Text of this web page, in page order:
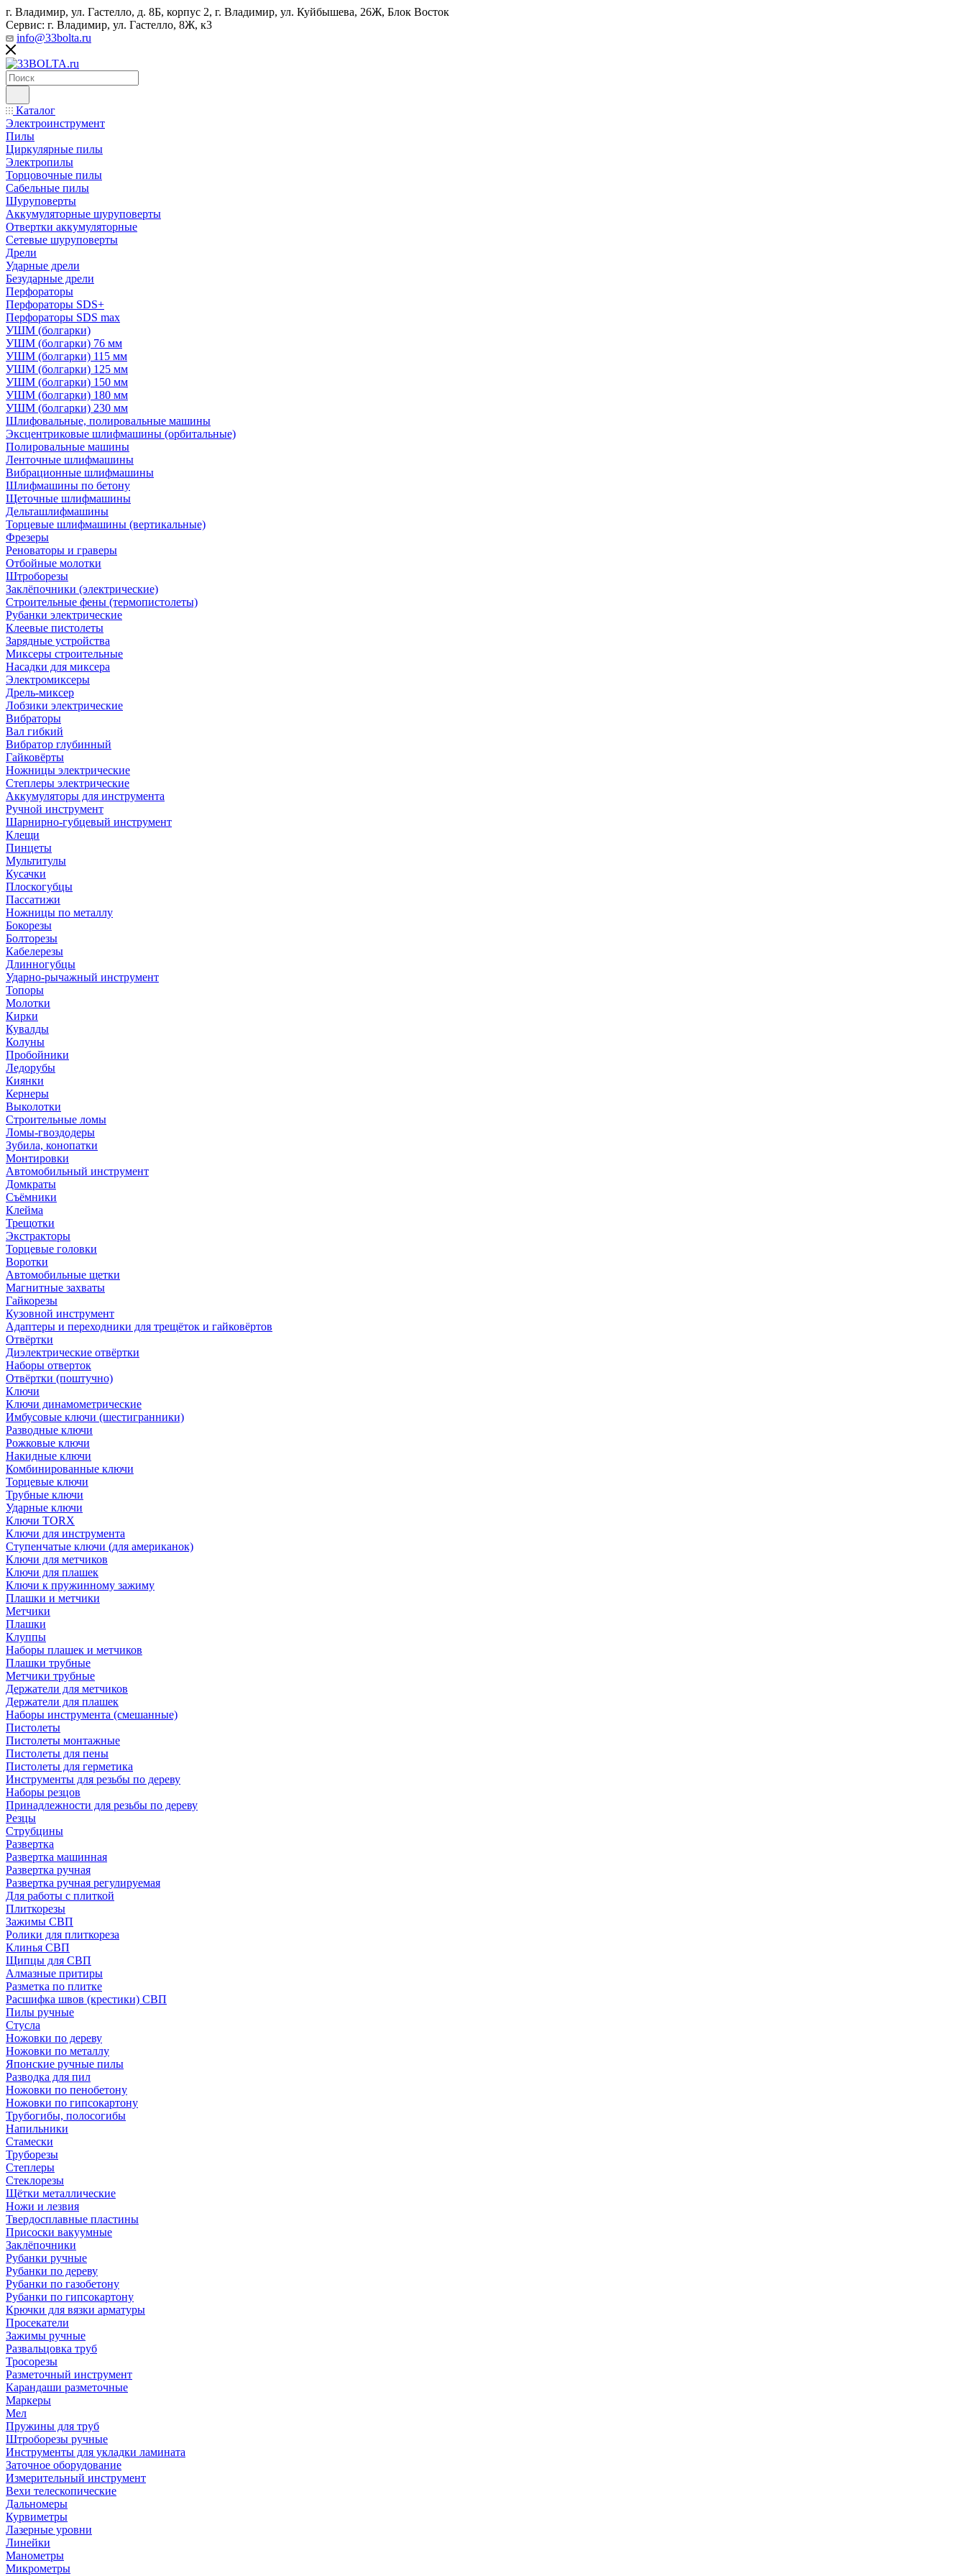
г. Владимир, ул. Гастелло, д. 8Б, корпус 2, г. Владимир, ул. ​Куйбышева, 26Ж, Блок Восток
Сервис: г. Владимир, ул. Гастелло, 8Ж, к3
info@33bolta.ru
Каталог
Электроинструмент
Пилы
Циркулярные пилы
Электропилы
Торцовочные пилы
Сабельные пилы
Шуруповерты
Аккумуляторные шуруповерты
Отвертки аккумуляторные
Сетевые шуруповерты
Дрели
Ударные дрели
Безударные дрели
Перфораторы
Перфораторы SDS+
Перфораторы SDS max
УШМ (болгарки)
УШМ (болгарки) 76 мм
УШМ (болгарки) 115 мм
УШМ (болгарки) 125 мм
УШМ (болгарки) 150 мм
УШМ (болгарки) 180 мм
УШМ (болгарки) 230 мм
Шлифовальные, полировальные машины
Эксцентриковые шлифмашины (орбитальные)
Полировальные машины
Ленточные шлифмашины
Вибрационные шлифмашины
Шлифмашины по бетону
Щеточные шлифмашины
Дельташлифмашины
Торцевые шлифмашины (вертикальные)
Фрезеры
Реноваторы и граверы
Отбойные молотки
Штроборезы
Заклёпочники (электрические)
Строительные фены (термопистолеты)
Рубанки электрические
Клеевые пистолеты
Зарядные устройства
Миксеры строительные
Насадки для миксера
Электромиксеры
Дрель-миксер
Лобзики электрические
Вибраторы
Вал гибкий
Вибратор глубинный
Гайковёрты
Ножницы электрические
Степлеры электрические
Аккумуляторы для инструмента
Ручной инструмент
Шарнирно-губцевый инструмент
Клещи
Пинцеты
Мультитулы
Кусачки
Плоскогубцы
Пассатижи
Ножницы по металлу
Бокорезы
Болторезы
Кабелерезы
Длинногубцы
Ударно-рычажный инструмент
Топоры
Молотки
Кирки
Кувалды
Колуны
Пробойники
Ледорубы
Киянки
Кернеры
Выколотки
Строительные ломы
Ломы-гвоздодеры
Зубила, конопатки
Монтировки
Автомобильный инструмент
Домкраты
Съёмники
Клейма
Трещотки
Экстракторы
Торцевые головки
Воротки
Автомобильные щетки
Магнитные захваты
Гайкорезы
Кузовной инструмент
Адаптеры и переходники для трещёток и гайковёртов
Отвёртки
Диэлектрические отвёртки
Наборы отверток
Отвёртки (поштучно)
Ключи
Ключи динамометрические
Имбусовые ключи (шестигранники)
Разводные ключи
Рожковые ключи
Накидные ключи
Комбинированные ключи
Торцевые ключи
Трубные ключи
Ударные ключи
Ключи TORX
Ключи для инструмента
Ступенчатые ключи (для американок)
Ключи для метчиков
Ключи для плашек
Ключи к пружинному зажиму
Плашки и метчики
Метчики
Плашки
Клуппы
Наборы плашек и метчиков
Плашки трубные
Метчики трубные
Держатели для метчиков
Держатели для плашек
Наборы инструмента (смешанные)
Пистолеты
Пистолеты монтажные
Пистолеты для пены
Пистолеты для герметика
Инструменты для резьбы по дереву
Наборы резцов
Принадлежности для резьбы по дереву
Резцы
Струбцины
Развертка
Развертка машинная
Развертка ручная
Развертка ручная регулируемая
Для работы с плиткой
Плиткорезы
Зажимы СВП
Ролики для плиткореза
Клинья СВП
Щипцы для СВП
Алмазные притиры
Разметка по плитке
Расшифка швов (крестики) СВП
Пилы ручные
Стусла
Ножовки по дереву
Ножовки по металлу
Японские ручные пилы
Разводка для пил
Ножовки по пенобетону
Ножовки по гипсокартону
Трубогибы, полосогибы
Напильники
Стамески
Труборезы
Степлеры
Стеклорезы
Щётки металлические
Ножи и лезвия
Твердосплавные пластины
Присоски вакуумные
Заклёпочники
Рубанки ручные
Рубанки по дереву
Рубанки по газобетону
Рубанки по гипсокартону
Крючки для вязки арматуры
Просекатели
Зажимы ручные
Развальцовка труб
Тросорезы
Разметочный инструмент
Карандаши разметочные
Маркеры
Мел
Пружины для труб
Штроборезы ручные
Инструменты для укладки ламината
Заточное оборудование
Измерительный инструмент
Вехи телескопические
Дальномеры
Курвиметры
Лазерные уровни
Линейки
Манометры
Микрометры